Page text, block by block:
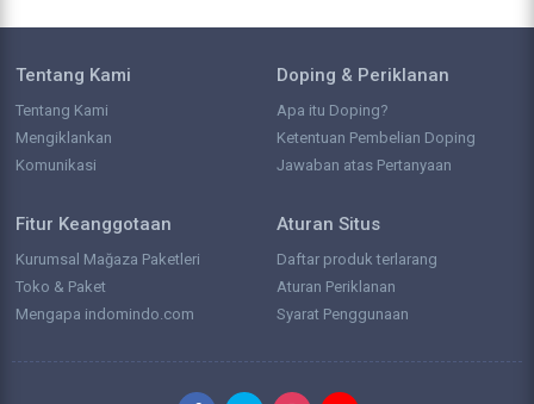
Tentang Kami
Tentang Kami
Mengiklankan
Komunikasi
Doping & Periklanan
Apa itu Doping?
Ketentuan Pembelian Doping
Jawaban atas Pertanyaan
Fitur Keanggotaan
Kurumsal Mağaza Paketleri
Toko & Paket
Mengapa indomindo.com
Aturan Situs
Daftar produk terlarang
Aturan Periklanan
Syarat Penggunaan